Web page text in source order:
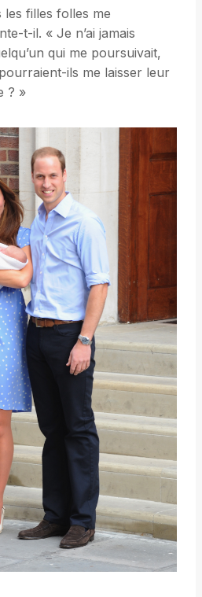
les filles folles me
t-il. « Je n’ai jamais
qui me poursuivait,
ils me laisser leur
? »